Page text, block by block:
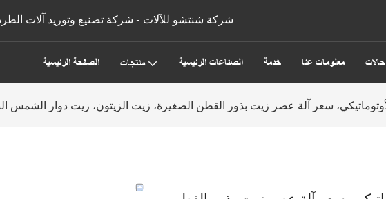
شركة شنتشو للآلات - شركة تصنيع وتوريد آلات
الصفحة الرئيسية منتجات الصناعات الرئيسية خدمة معلومات عنا حالات
سعر آلة عصر زيت بذور القطن الصغيرة، زيت الزيتون، زيت دوار الشمس